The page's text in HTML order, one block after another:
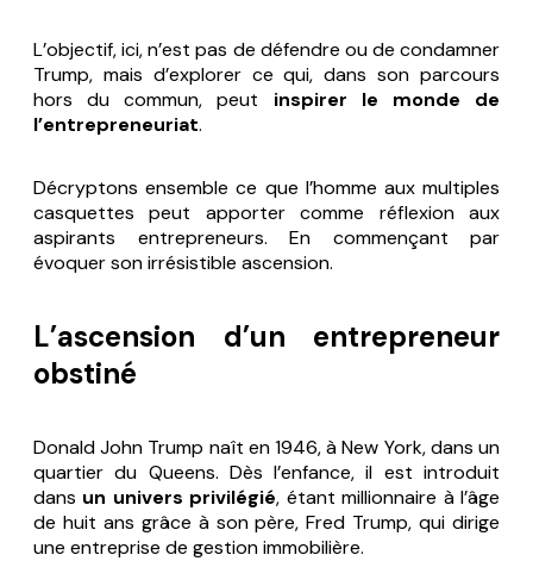
L’objectif, ici, n’est pas de défendre ou de condamner
Trump, mais d’explorer ce qui, dans son parcours
hors du commun, peut inspirer le monde de
l’entrepreneuriat.
Décryptons ensemble ce que l’homme aux multiples
casquettes peut apporter comme réflexion aux
aspirants entrepreneurs. En commençant par
évoquer son irrésistible ascension.
L’ascension d’un entrepreneur
obstiné
Donald John Trump naît en 1946, à New York, dans un
quartier du Queens. Dès l’enfance, il est introduit
dans un univers privilégié, étant millionnaire à l’âge
de huit ans grâce à son père, Fred Trump, qui dirige
une entreprise de gestion immobilière.